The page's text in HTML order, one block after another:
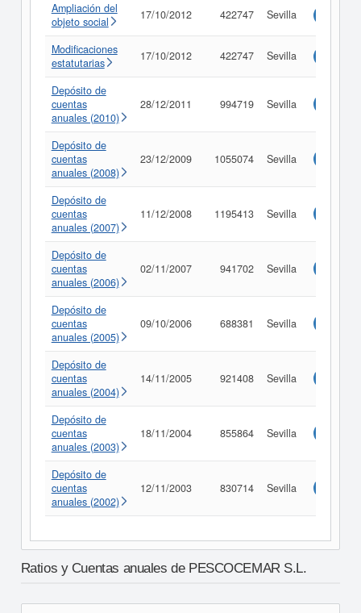
Ampliación del
objeto social
17/10/2012 422747 Sevilla
Modificaciones
estatutarias
17/10/2012 422747 Sevilla
Depósito de
cuentas
anuales (2010)
28/12/2011 994719 Sevilla
Depósito de
cuentas
anuales (2008)
23/12/2009 1055074 Sevilla
Depósito de
cuentas
anuales (2007)
11/12/2008 1195413 Sevilla
Depósito de
cuentas
anuales (2006)
02/11/2007 941702 Sevilla
Depósito de
cuentas
anuales (2005)
09/10/2006 688381 Sevilla
Depósito de
cuentas
anuales (2004)
14/11/2005 921408 Sevilla
Depósito de
cuentas
anuales (2003)
18/11/2004 855864 Sevilla
Depósito de
cuentas
anuales (2002)
12/11/2003 830714 Sevilla
Ratios y Cuentas anuales de PESCOCEMAR S.L.